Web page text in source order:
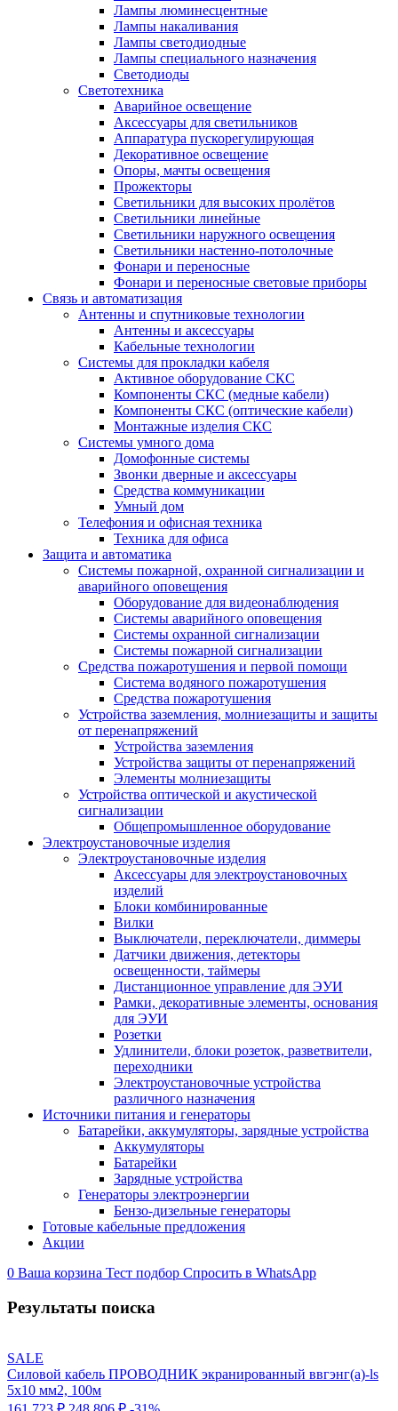
Лампы люминесцентные
Лампы накаливания
Лампы светодиодные
Лампы специального назначения
Светодиоды
Светотехника
Аварийное освещение
Аксессуары для светильников
Аппаратура пускорегулирующая
Декоративное освещение
Опоры, мачты освещения
Прожекторы
Светильники для высоких пролётов
Светильники линейные
Светильники наружного освещения
Светильники настенно-потолочные
Фонари и переносные
Фонари и переносные световые приборы
Связь и автоматизация
Антенны и спутниковые технологии
Антенны и аксессуары
Кабельные технологии
Системы для прокладки кабеля
Активное оборудование СКС
Компоненты СКС (медные кабели)
Компоненты СКС (оптические кабели)
Монтажные изделия СКС
Системы умного дома
Домофонные системы
Звонки дверные и аксессуары
Средства коммуникации
Умный дом
Телефония и офисная техника
Техника для офиса
Защита и автоматика
Системы пожарной, охранной сигнализации и
аварийного оповещения
Оборудование для видеонаблюдения
Системы аварийного оповещения
Системы охранной сигнализации
Системы пожарной сигнализации
Средства пожаротушения и первой помощи
Система водяного пожаротушения
Средства пожаротушения
Устройства заземления, молниезащиты и защиты
от перенапряжений
Устройства заземления
Устройства защиты от перенапряжений
Элементы молниезащиты
Устройства оптической и акустической
сигнализации
Общепромышленное оборудование
Электроустановочные изделия
Электроустановочные изделия
Аксессуары для электроустановочных
изделий
Блоки комбинированные
Вилки
Выключатели, переключатели, диммеры
Датчики движения, детекторы
освещенности, таймеры
Дистанционное управление для ЭУИ
Рамки, декоративные элементы, основания
для ЭУИ
Розетки
Удлинители, блоки розеток, разветвители,
переходники
Электроустановочные устройства
различного назначения
Источники питания и генераторы
Батарейки, аккумуляторы, зарядные устройства
Аккумуляторы
Батарейки
Зарядные устройства
Генераторы электроэнергии
Бензо-дизельные генераторы
Готовые кабельные предложения
Акции
0 Ваша корзина Тест подбор Спросить в WhatsApp
Результаты поиска
SALE
Силовой кабель ПРОВОДНИК экранированный ввгэнг(a)-ls
5x10 мм2, 100м